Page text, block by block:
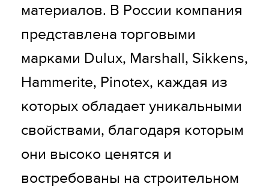
материалов. В России компания
представлена торговыми
марками Dulux, Marshall, Sikkens,
Hammerite, Pinotex, каждая из
которых обладает уникальными
свойствами, благодаря которым
они высоко ценятся и
востребованы на строительном